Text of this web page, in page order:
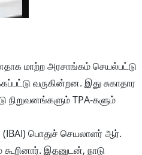
மாற்ற அரசாங்கம் செயல்பட்டு
வருகின்றன. இது சுகாதார
நிறுவனங்களும் TPA-களும்
(IBAI) பொதுச் செயலாளர் ஆர்.
இதனுடன், நாடு